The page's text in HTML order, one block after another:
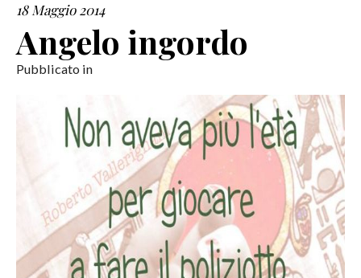
COLLABORAZIONI
CONTATTI
18 Maggio 2014
Angelo ingordo
Pubblicato in